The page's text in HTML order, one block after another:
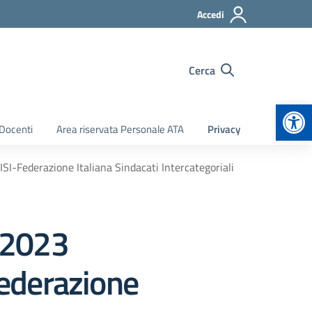
Accedi
Cerca
Area riservata Personale ATA Privacy
Federazione Italiana Sindacati Intercategoriali